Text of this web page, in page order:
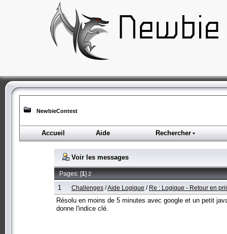
NewbieContest
Accueil Aide Rechercher
Voir les messages
Pages: [1]2
1 Challenges /Aide Logique / Re : Logique - Retour en
Résolu en moins de 5 minutes avec google et un petit
donne l'indice clé.